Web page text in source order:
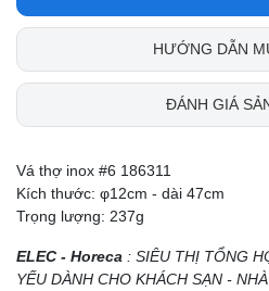
HƯỚNG DẪN
ĐÁNH GIÁ
Vá thợ inox #6 186311
Kích thước: φ12cm - dài 47cm
Trọng lượng: 237g
ELEC - Horeca : SIÊU THỊ TỔNG
YẾU DÀNH CHO KHÁCH SẠN -